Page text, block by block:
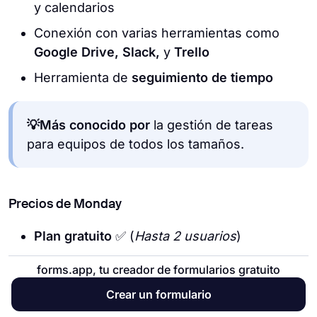
y calendarios
Conexión con varias herramientas como
Google Drive, Slack, y Trello
Herramienta de seguimiento de tiempo
💡Más conocido por la gestión de tareas
para equipos de todos los tamaños.
Precios de Monday
Plan gratuito ✅ (Hasta 2 usuarios)
Básico:
$10 por usuario por mes
$12 por usuario por mes
Pro: $20 por usuario por mes
forms.app, tu creador de formularios gratuito
Crear un formulario